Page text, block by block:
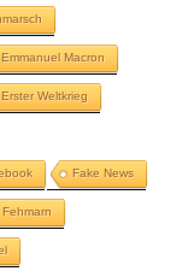
Emmanuel Macron
Erster Weltkrieg
Fake News
Fehmarn